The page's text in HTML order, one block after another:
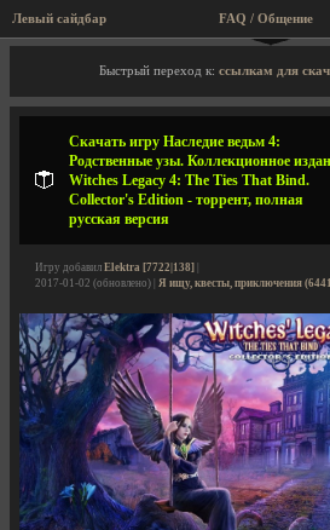
Левый сайдбар FAQ / Общение
Описание игры, торрент,
Быстрый переход к: ссылкам для
Скачать игру Наследие ведьм 4:
Родственные узы. Коллекционное
Witches Legacy 4: The Ties That Bind.
Collector's Edition - торрент, полная
русская версия
Игру добавил Elektra [7722|138]
2017-01-02 (обновлено) | Я ищу, квесты, приключения